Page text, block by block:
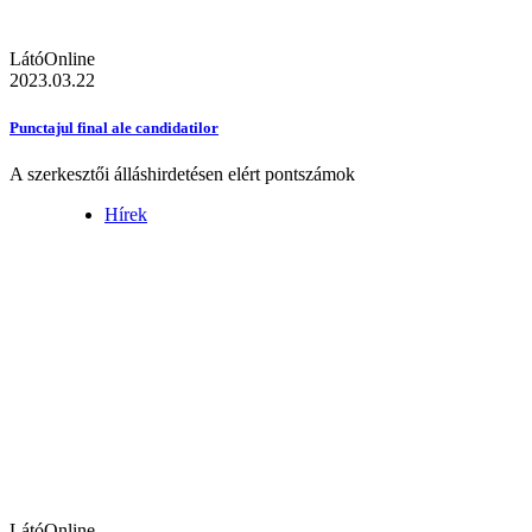
LátóOnline
2023.03.22
Punctajul final ale candidatilor
A szerkesztői álláshirdetésen elért pontszámok
Hírek